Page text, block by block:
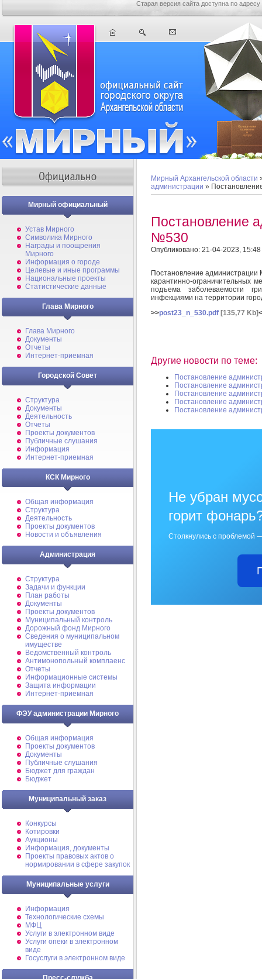
Старая версия сайта доступна по адресу
Мирный официальный
Устав Мирного
Символика Мирного
Награды и поощрения
Мирного
Информация о городе
Целевые и иные программы
Национальные проекты
Статистические данные
Глава Мирного
Глава Мирного
Документы
Отчеты
Интернет-приемная
Городской Совет
Структура
Документы
Деятельность
Отчеты
Проекты документов
Публичные слушания
Информация
Интернет-приемная
КСК Мирного
Общая информация
Структура
Деятельность
Проекты документов
Новости и объявления
Администрация
Структура
Задачи и функции
План работы
Документы
Проекты документов
Муниципальный контроль
Дорожный фонд Мирного
Cведения о муниципальном
имуществе
Ведомственный контроль
Антимонопольный комплаенс
Отчеты
Информационные системы
Защита информации
Интернет-приемная
ФЭУ администрации Мирного
Общая информация
Проекты документов
Документы
Публичные слушания
Бюджет для граждан
Бюджет
Муниципальный заказ
Конкурсы
Котировки
Аукционы
Информация, документы
Проекты правовых актов о
нормировании в сфере закупок
Муниципальные услуги
Информация
Технологические схемы
МФЦ
Услуги в электронном виде
Услуги опеки в электронном
виде
Госуслуги в электронном виде
Мирный Архангельской области
администрации »
Постановление
№530
Опубликовано: 21-04-2023, 15:48
Постановление
карантинно-ограничительных
подъема заболеваемости
инфекциями на территории
>>post23_n_530.pdf [135,77 Kb]
Другие новости по теме:
Постановление
Постановление
Постановление
Постановление
Постановление
Не убран
горит
Столкнулись с проблемой